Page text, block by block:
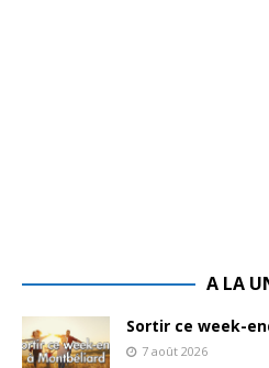
A LA
Sortir ce week-
7 août 2026